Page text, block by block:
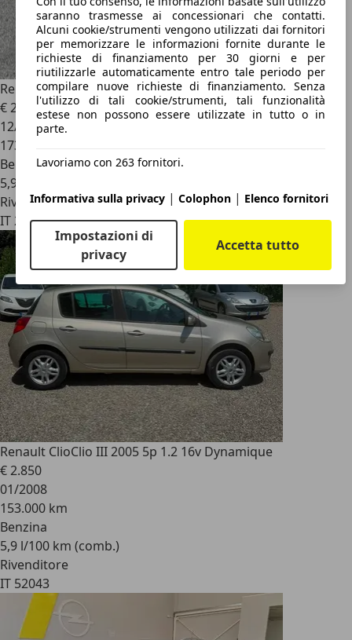
saranno trasmesse ai concessionari che contatti.
Alcuni cookie/strumenti vengono utilizzati dai fornitori
per memorizzare le informazioni fornite durante le
richieste di finanziamento per 30 giorni e per
riutilizzarle automaticamente entro tale periodo per
compilare nuove richieste di finanziamento. Senza
l'utilizzo di tali cookie/strumenti, tali funzionalità
estese non possono essere utilizzate in tutto o in
parte.
Lavoriamo con 263 fornitori.
Informativa sulla privacy | Colophon | Elenco fornitori
Impostazioni di
privacy
Accetta tutto
Renault ClioClio III 2005 5p 1.2 16v Dynamique
€ 2.500
12/2005
173.550 km
Benzina
5,9 l/100 km (comb.)
Rivenditore
IT 28078
Renault ClioClio III 2005 5p 1.2 16v Dynamique
€ 2.850
01/2008
153.000 km
Benzina
5,9 l/100 km (comb.)
Rivenditore
IT 52043